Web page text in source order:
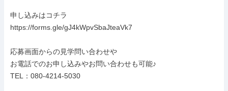
申し込みはコチラ
https://forms.gle/gJ4kWpvSbaJteaVk7
応募画面からの見学問い合わせや
お電話でのお申し込みやお問い合わせも可能♪
TEL：080-4214-5030